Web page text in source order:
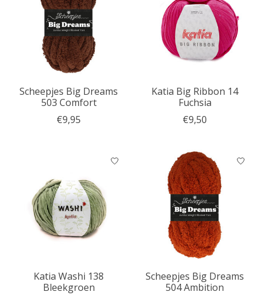
Scheepjes Big Dreams
503 Comfort
€9,95
Katia Big Ribbon 14
Fuchsia
€9,50
Katia Washi 138
Bleekgroen
Scheepjes Big Dreams
504 Ambition